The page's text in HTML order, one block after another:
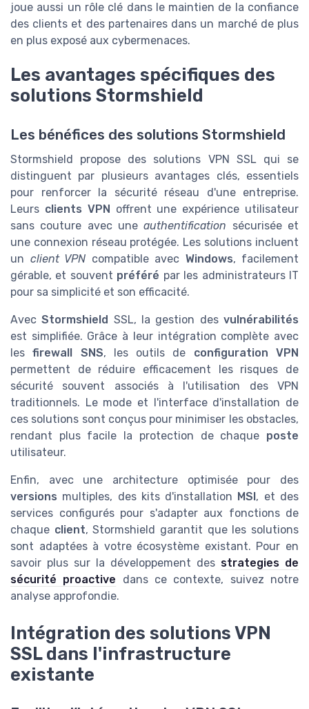
joue aussi un rôle clé dans le maintien de la confiance
des clients et des partenaires dans un marché de plus
en plus exposé aux cybermenaces.
Les avantages spécifiques des
solutions Stormshield
Les bénéfices des solutions Stormshield
Stormshield propose des solutions VPN SSL qui se
distinguent par plusieurs avantages clés, essentiels
pour renforcer la sécurité réseau d'une entreprise.
Leurs clients VPN offrent une expérience utilisateur
sans couture avec uneauthentification sécurisée et
une connexion réseau protégée. Les solutions incluent
un client VPN compatible avec Windows, facilement
gérable, et souvent préféré par les administrateurs IT
pour sa simplicité et son efficacité.
AvecStormshield SSL, la gestion desvulnérabilités
est simplifiée. Grâce à leur intégration complète avec
lesfirewall SNS, les outils de configuration VPN
permettent de réduire efficacement les risques de
sécurité souvent associés à l'utilisation des VPN
traditionnels. Le mode et l'interface d'installation de
ces solutions sont conçus pour minimiser les obstacles,
rendant plus facile la protection de chaque poste
utilisateur.
Enfin, avec une architecture optimisée pour des
versions multiples, des kits d'installation MSI, et des
services configurés pour s'adapter aux fonctions de
chaque client, Stormshield garantit que les solutions
sont adaptées à votre écosystème existant. Pour en
savoir plus sur la développement des strategies de
sécurité proactive dans ce contexte, suivez notre
analyse approfondie.
Intégration des solutions VPN
SSL dans l'infrastructure
existante